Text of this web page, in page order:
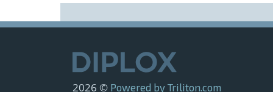
2026 © Powered by Triliton.com